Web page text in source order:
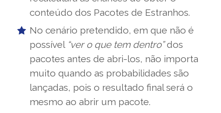
conteúdo dos Pacotes de Estranhos.
No cenário pretendido, em que não é
possível “ver o que tem dentro”dos
pacotes antes de abri-los, não importa
muito quando as probabilidades são
lançadas, pois o resultado final será o
mesmo ao abrir um pacote.